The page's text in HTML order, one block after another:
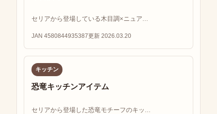
セリアから登場している木目調×ニュア...
JAN 4580844935387更新 2026.03.20
キッチン
恐竜キッチンアイテム
セリアから登場した恐竜モチーフのキッ...